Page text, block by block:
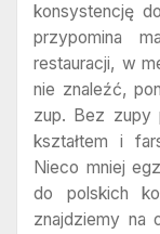
konsystencję
przypomina
restauracji, w
nie znaleźć,
zup. Bez zupy
kształtem i
Nieco mniej
do polskich
znajdziemy na